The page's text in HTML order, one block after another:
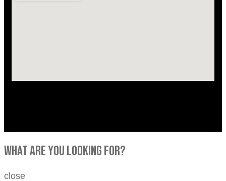
what are you looking for?
close